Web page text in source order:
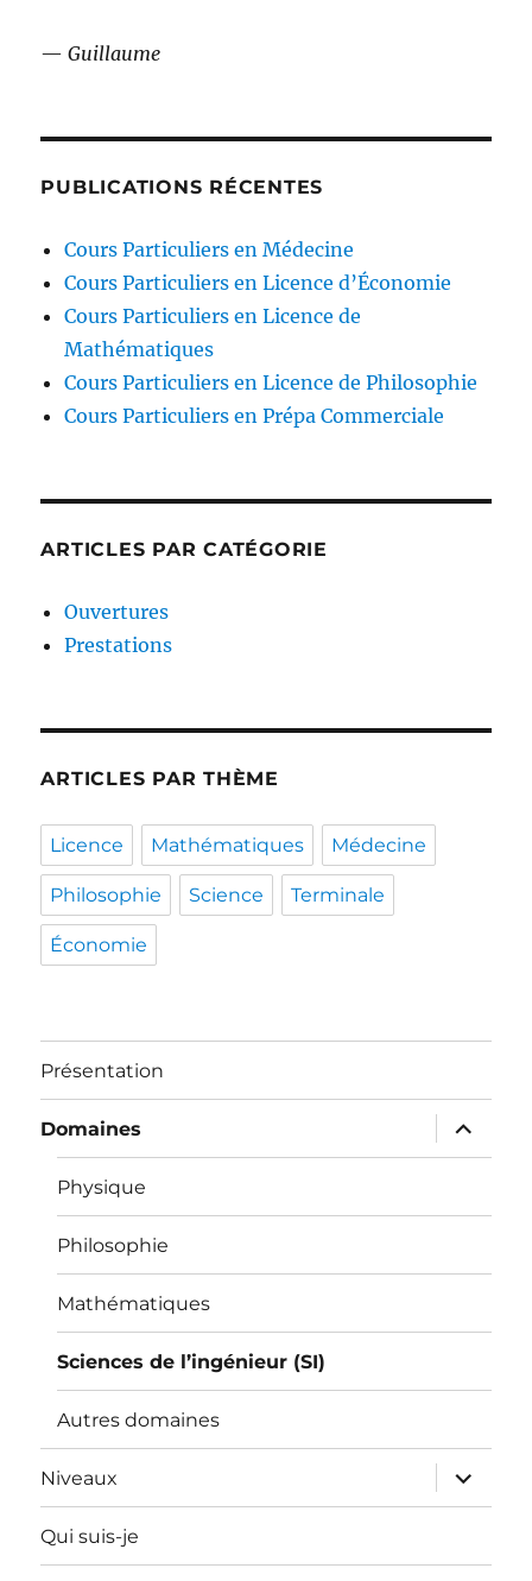
—Guillaume
PUBLICATIONS RÉCENTES
Cours Particuliers en Médecine
Cours Particuliers en Licence d’Économie
Cours Particuliers en Licence de
Mathématiques
Cours Particuliers en Licence de Philosophie
Cours Particuliers en Prépa Commerciale
ARTICLES PAR CATÉGORIE
Ouvertures
Prestations
ARTICLES PAR THÈME
Licence Mathématiques Médecine
Philosophie Science Terminale
Économie
Présentation
Domaines
ouvrir
le
sous-
Physique
Philosophie
Mathématiques
Sciences de l’ingénieur (SI)
Autres domaines
Niveaux
ouvrir
le
sous-
Qui suis-je